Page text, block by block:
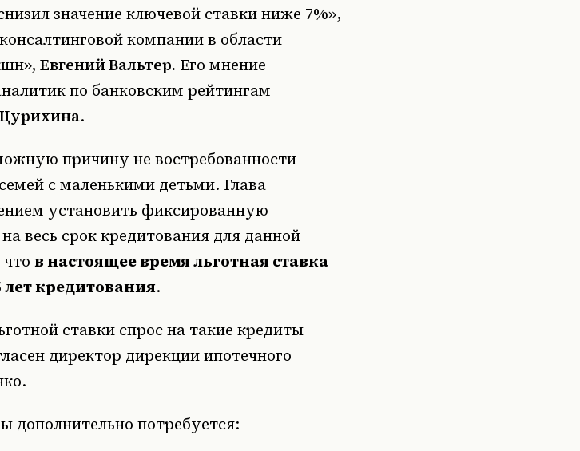
значение ключевой ставки ниже 7%»,
компании в области
Евгений Вальтер. Его мнение
по банковским рейтингам
.
причину не востребованности
с маленькими детьми. Глава
установить фиксированную
весь срок кредитования для данной
в настоящее время льготная ставка
кредитования.
ставки спрос на такие кредиты
директор дирекции ипотечного
дополнительно потребуется: